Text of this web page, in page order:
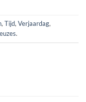
,Tijd,Verjaardag,
.